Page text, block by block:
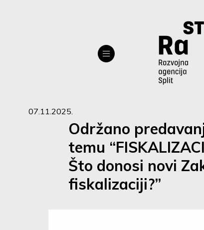
07.11.2025.
Održano
temu
Što donosi novi
fiskalizaciji?”